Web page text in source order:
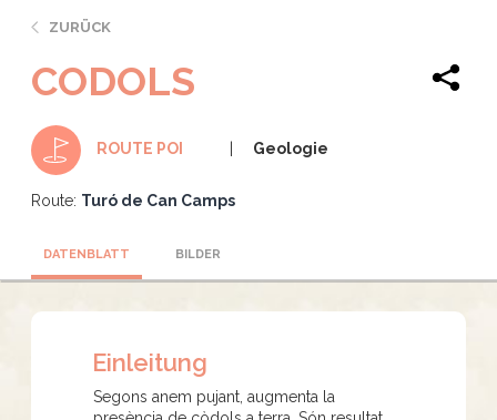
ZURÜCK
CODOLS
ROUTE POI Geologie
Route: Turó de Can Camps
DATENBLATT BILDER
Einleitung
Segons anem pujant, augmenta la